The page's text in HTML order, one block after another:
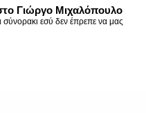
Γιώργο Μιχαλόπουλο
σύνορακι εσύ δεν έπρεπε να μας